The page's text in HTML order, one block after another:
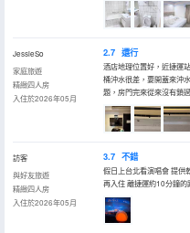
JessieSo
家庭旅遊
精緻四人房
入住於2026年05月
2.7 還行
酒店地理位置好，近捷運
桶沖水很差，要開蓋來沖
題，房門完來從來沒有鎖
訪客
與好友旅遊
精緻四人房
入住於2026年05月
3.7 不錯
假日上台北看演唱會 提供
再入住 離捷運約10分鐘的